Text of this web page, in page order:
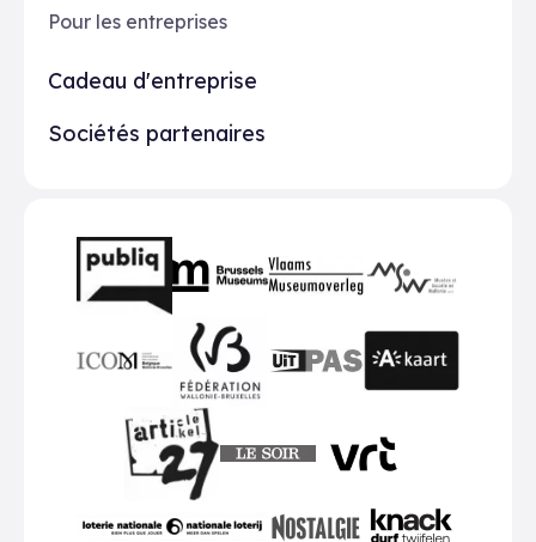
Pour les entreprises
Cadeau d'entreprise
Sociétés partenaires
Partenaires
FWB
Art 27